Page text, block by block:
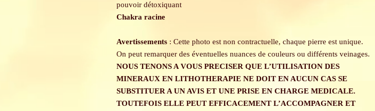
pouvoir détoxiquant
Chakra racine
Avertissements : Cette photo est non contractuelle, chaque pierre est unique.
On peut remarquer des éventuelles nuances de couleurs ou différents veinages.
NOUS TENONS A VOUS PRECISER QUE L’UTILISATION DES
MINERAUX EN LITHOTHERAPIE NE DOIT EN AUCUN CAS SE
SUBSTITUER A UN AVIS ET UNE PRISE EN CHARGE MEDICALE.
TOUTEFOIS ELLE PEUT EFFICACEMENT L’ACCOMPAGNER ET